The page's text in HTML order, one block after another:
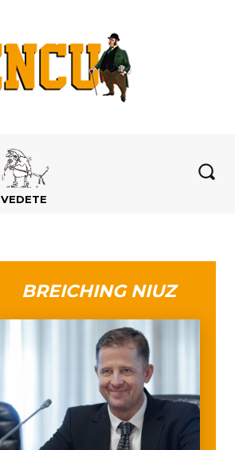
VEDETE
BREICHING NIUZ